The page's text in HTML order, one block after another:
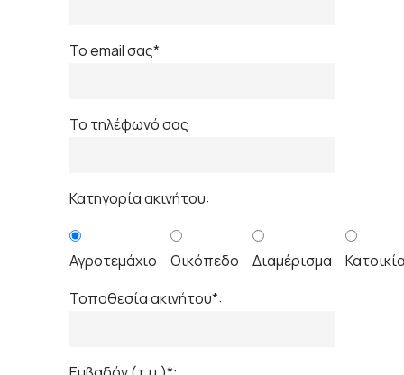
Το email σας*
Το τηλέφωνό σας
Κατηγορία ακινήτου:
Αγροτεμάχιο Οικόπεδο Διαμέρισμα
Τοποθεσία ακινήτου*: